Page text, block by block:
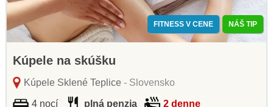
FITNESS V CENE NÁŠ TIP
Kúpele na skúšku
Kúpele Sklené Teplice- Slovensko
4 nocí plná penzia 2 denne